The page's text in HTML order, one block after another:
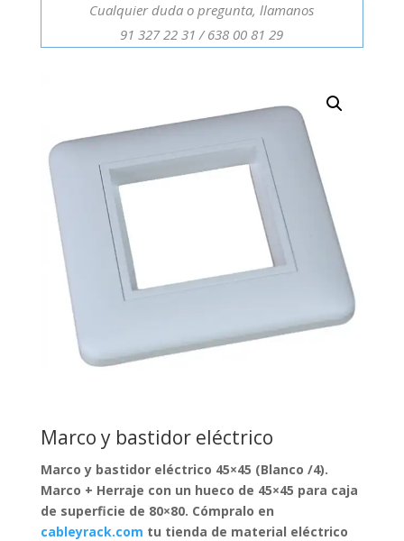
Cualquier duda o pregunta, llamanos
91 327 22 31 /638 00 81 29
Marco y bastidor eléctrico
Marco y bastidor eléctrico 45×45 (Blanco /4).
Marco + Herraje con un hueco de 45×45 para caja
de superficie de 80×80. Cómpralo en
cableyrack.com tu tienda de material eléctrico